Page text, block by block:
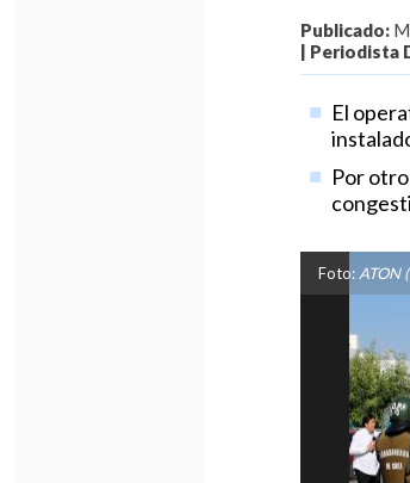
Publicado:
| Periodista
El
Por
Foto: ATON